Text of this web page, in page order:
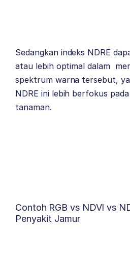
Sedangkan indeks NDRE
atau lebih optimal dalam
spektrum warna tersebut,
NDRE ini lebih berfokus
tanaman.
Contoh RGB vs NDVI vs
Penyakit Jamur